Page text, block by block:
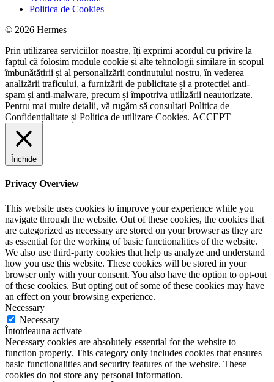
Politica de Cookies
© 2026 Hermes
Prin utilizarea serviciilor noastre, îți exprimi acordul cu privire la
faptul că folosim module cookie și alte tehnologii similare în scopul
îmbunătățirii și al personalizării conținutului nostru, în vederea
analizării traficului, a furnizării de publicitate și a protecției anti-
spam și anti-malware, precum și împotriva utilizării neautorizate.
Pentru mai multe detalii, vă rugăm să consultați Politica de
Confidențialitate și Politica de utilizare Cookies. ACCEPT
Închide
Privacy Overview
This website uses cookies to improve your experience while you
navigate through the website. Out of these cookies, the cookies that
are categorized as necessary are stored on your browser as they are
as essential for the working of basic functionalities of the website.
We also use third-party cookies that help us analyze and understand
how you use this website. These cookies will be stored in your
browser only with your consent. You also have the option to opt-out
of these cookies. But opting out of some of these cookies may have
an effect on your browsing experience.
Necessary
Necessary
Întotdeauna activate
Necessary cookies are absolutely essential for the website to
function properly. This category only includes cookies that ensures
basic functionalities and security features of the website. These
cookies do not store any personal information.